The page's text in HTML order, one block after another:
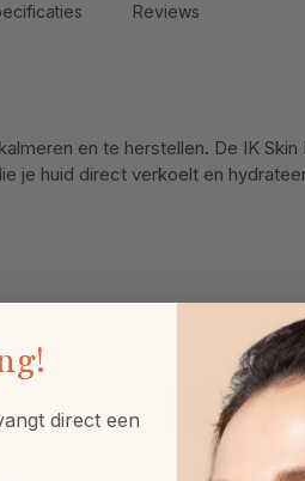
Reviews
en te herstellen. De IK
je huid direct verkoelt en
direct een